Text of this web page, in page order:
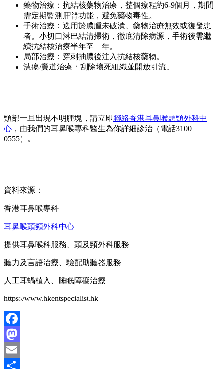
藥物治療：抗結核藥物治療，整個療程約6-9個月，期間
需定期監測肝腎功能，避免藥物毒性。
手術治療：適用於膿腫未破潰、藥物治療無效或復發患
者。小切口淋巴結清掃術，徹底清除病源，手術後需繼
續抗結核治療半年至一年。
局部治療：穿刺抽膿後注入抗結核藥物。
潰瘍/竇道治療：刮除壞死組織並開放引流。
頸部一旦出現不明腫塊，請立即聯絡香港耳鼻喉頭頸外科中
心 ，由我們的耳鼻喉專科醫生為你詳細診治（電話3100
0555）。
資料來源：
香港耳鼻喉專科
耳鼻喉頭頸外科中心
提供耳鼻喉科服務、頭及頸外科服務
聽力及言語治療、驗配助聽器服務
人工耳蝸植入、睡眠障礙治療
https://www.hkentspecialist.hk
Facebook
Mastodon
Email